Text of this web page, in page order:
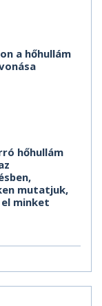
a hőhullám
hőhullám
mutatjuk,
minket